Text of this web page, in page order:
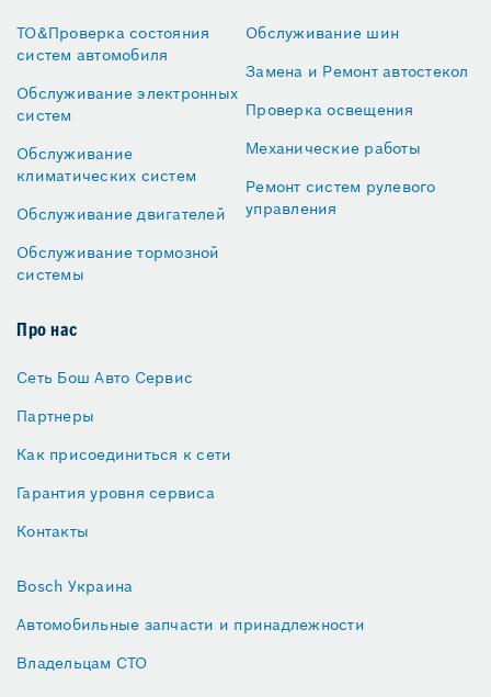
ТО&Проверка состояния
систем автомобиля
Обслуживание электронных
систем
Обслуживание
климатических систем
Обслуживание двигателей
Обслуживание тормозной
системы
Обслуживание шин
Замена и Ремонт автостекол
Проверка освещения
Механические работы
Ремонт систем рулевого
управления
Про нас
Сеть Бош Авто Сервис
Партнеры
Как присоединиться к сети
Гарантия уровня сервиса
Контакты
Bosch Украина
Автомобильные запчасти и принадлежности
Владельцам СТО